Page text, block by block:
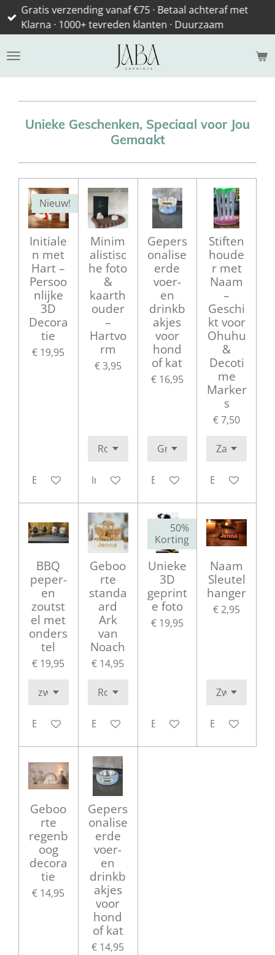
Ga
direct
de
Gratis verzending vanaf €75 · Betaal achteraf met
Klarna · 1000+ tevreden klanten · Duurzaam
Unieke Geschenken, Speciaal voor Jou
Gemaakt
Nieuw!
Initiale
n met
Hart –
Persoo
nlijke
3D
Decora
tie
€ 19,95
Bekijk details
Minim
alistisc
he foto
&
kaarth
ouder
–
Hartvo
rm
€ 3,95
In winkelwagen
Gepers
onalise
erde
voer-
en
drinkb
akjes
voor
hond
of kat
€ 16,95
Bekijk details
Stiften
houde
r met
Naam
–
Geschi
kt voor
Ohuhu
&
Decoti
me
Marker
s
€ 7,50
Bekijk details
BBQ
peper-
en
zoutst
el met
onders
tel
€ 19,95
Bekijk details
Geboo
rte
standa
ard
Ark
van
Noach
€ 14,95
Bekijk details
50%
Korting
Unieke
3D
geprint
e foto
€ 19,95
Bekijk details
Naam
Sleutel
hanger
€ 2,95
Bekijk details
Geboo
rte
regenb
oog
decora
tie
€ 14,95
Gepers
onalise
erde
voer-
en
drinkb
akjes
voor
hond
of kat
€ 14,95